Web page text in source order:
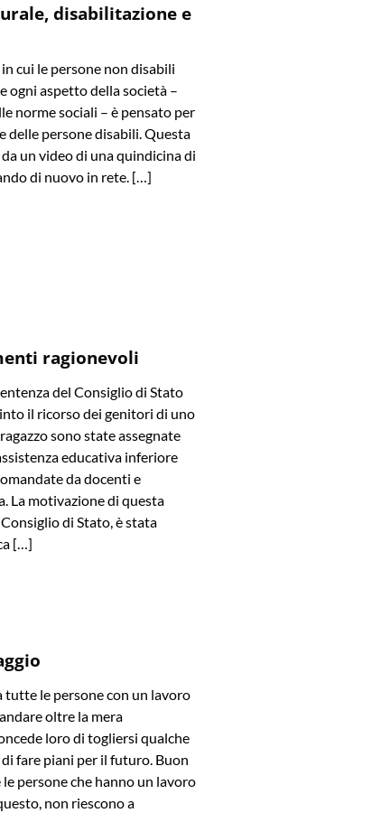
disabilitazione e
cui le persone non disabili
ogni aspetto della società –
norme sociali – è pensato per
delle persone disabili. Questa
un video di una quindicina di
di nuovo in rete. […]
ragionevoli
del Consiglio di Stato
il ricorso dei genitori di uno
sono state assegnate
educativa inferiore
da docenti e
La motivazione di questa
di Stato, è stata
[…]
tutte le persone con un lavoro
oltre la mera
loro di togliersi qualche
fare piani per il futuro. Buon
persone che hanno un lavoro
non riescono a